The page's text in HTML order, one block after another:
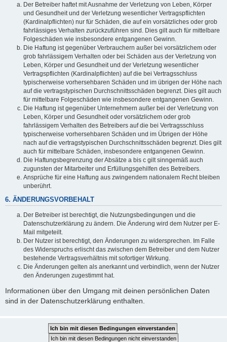
Der Betreiber haftet mit Ausnahme der Verletzung von Leben, Körper
und Gesundheit und der Verletzung wesentlicher Vertragspflichten
(Kardinalpflichten) nur für Schäden, die auf ein vorsätzliches oder grob
fahrlässiges Verhalten zurückzuführen sind. Dies gilt auch für mittelbare
Folgeschäden wie insbesondere entgangenen Gewinn.
Die Haftung ist gegenüber Verbrauchern außer bei vorsätzlichem oder
grob fahrlässigem Verhalten oder bei Schäden aus der Verletzung von
Leben, Körper und Gesundheit und der Verletzung wesentlicher
Vertragspflichten (Kardinalpflichten) auf die bei Vertragsschluss
typischerweise vorhersehbaren Schäden und im übrigen der Höhe nach
auf die vertragstypischen Durchschnittsschäden begrenzt. Dies gilt auch
für mittelbare Folgeschäden wie insbesondere entgangenen Gewinn.
Die Haftung ist gegenüber Unternehmern außer bei der Verletzung von
Leben, Körper und Gesundheit oder vorsätzlichem oder grob
fahrlässigem Verhalten des Betreibers auf die bei Vertragsschluss
typischerweise vorhersehbaren Schäden und im Übrigen der Höhe
nach auf die vertragstypischen Durchschnittsschäden begrenzt. Dies gilt
auch für mittelbare Schäden, insbesondere entgangenen Gewinn.
Die Haftungsbegrenzung der Absätze a bis c gilt sinngemäß auch
zugunsten der Mitarbeiter und Erfüllungsgehilfen des Betreibers.
Ansprüche für eine Haftung aus zwingendem nationalem Recht bleiben
unberührt.
6. ÄNDERUNGSVORBEHALT
Der Betreiber ist berechtigt, die Nutzungsbedingungen und die
Datenschutzerklärung zu ändern. Die Änderung wird dem Nutzer per E-
Mail mitgeteilt.
Der Nutzer ist berechtigt, den Änderungen zu widersprechen. Im Falle
des Widerspruchs erlischt das zwischen dem Betreiber und dem Nutzer
bestehende Vertragsverhältnis mit sofortiger Wirkung.
Die Änderungen gelten als anerkannt und verbindlich, wenn der Nutzer
den Änderungen zugestimmt hat.
Informationen über den Umgang mit deinen persönlichen Daten
sind in der Datenschutzerklärung enthalten.